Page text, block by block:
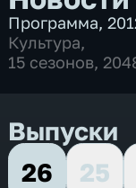
Программа,
Культура,
15 сезонов,
Выпуски
26
25